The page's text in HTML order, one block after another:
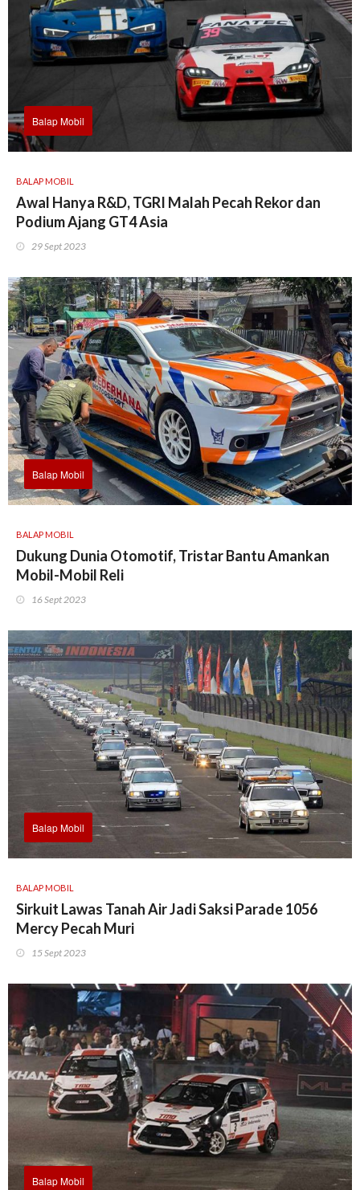
Balap Mobil
BALAP MOBIL
Awal Hanya R&D, TGRI Malah Pecah Rekor dan
Podium Ajang GT4 Asia
29 Sept 2023
Balap Mobil
BALAP MOBIL
Dukung Dunia Otomotif, Tristar Bantu Amankan
Mobil-Mobil Reli
16 Sept 2023
Balap Mobil
BALAP MOBIL
Sirkuit Lawas Tanah Air Jadi Saksi Parade 1056
Mercy Pecah Muri
15 Sept 2023
Balap Mobil